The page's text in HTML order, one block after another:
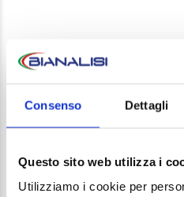
Consenso Dettagli
Questo sito web utilizza i
Utilizziamo i cookie per
Your email address will not
fields are marked *